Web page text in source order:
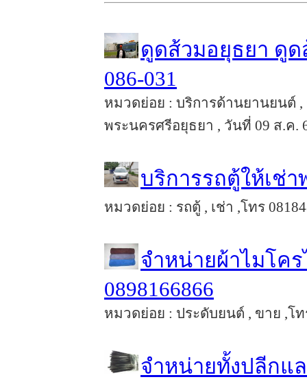
ดูดส้วมอยุธยา ดู
086-031
หมวดย่อย : บริการด้านยานยนต์ ,
พระนครศรีอยุธยา , วันที่ 09 ส.ค.
บริการรถตู้ให้เช่
หมวดย่อย : รถตู้ , เช่า ,โทร
จำหน่ายผ้าไมโค
0898166866
หมวดย่อย : ประดับยนต์ , ขาย ,โท
จำหน่ายทั้งปลีกแ